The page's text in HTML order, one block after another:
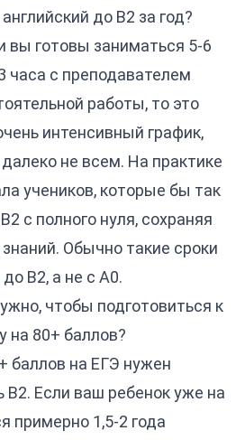
до B2 за год?
вы готовы заниматься 5-6
часа с преподавателем
работы, то это
интенсивный график,
не всем. На практике
учеников, которые бы так
с полного нуля, сохраняя
Обычно такие сроки
B2, а не с A0.
чтобы подготовиться к
на 80+ баллов?
баллов на ЕГЭ нужен
B2. Если ваш ребенок уже на
примерно 1,5-2 года